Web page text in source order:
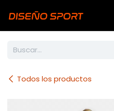
Todos los productos